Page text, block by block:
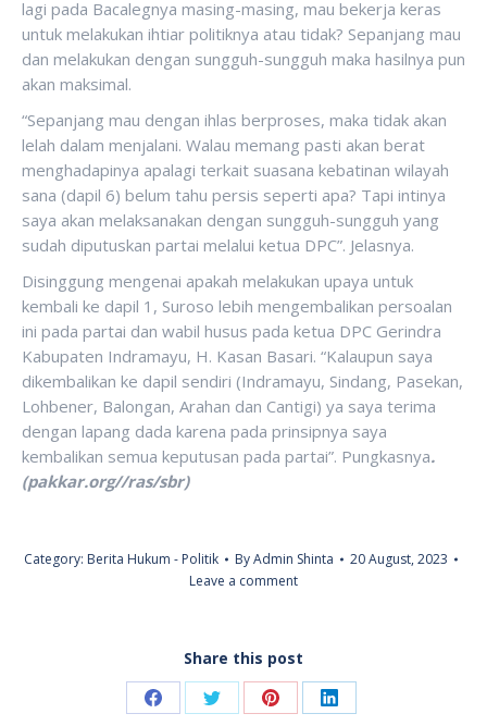
lagi pada Bacalegnya masing-masing, mau bekerja keras
untuk melakukan ihtiar politiknya atau tidak? Sepanjang mau
dan melakukan dengan sungguh-sungguh maka hasilnya pun
akan maksimal.
“Sepanjang mau dengan ihlas berproses, maka tidak akan
lelah dalam menjalani. Walau memang pasti akan berat
menghadapinya apalagi terkait suasana kebatinan wilayah
sana (dapil 6) belum tahu persis seperti apa? Tapi intinya
saya akan melaksanakan dengan sungguh-sungguh yang
sudah diputuskan partai melalui ketua DPC”. Jelasnya.
Disinggung mengenai apakah melakukan upaya untuk
kembali ke dapil 1, Suroso lebih mengembalikan persoalan
ini pada partai dan wabil husus pada ketua DPC Gerindra
Kabupaten Indramayu, H. Kasan Basari. “Kalaupun saya
dikembalikan ke dapil sendiri (Indramayu, Sindang, Pasekan,
Lohbener, Balongan, Arahan dan Cantigi) ya saya terima
dengan lapang dada karena pada prinsipnya saya
kembalikan semua keputusan pada partai”. Pungkasnya.
(pakkar.org//ras/sbr)
Category: Berita Hukum - Politik ByAdmin Shinta
20 August, 2023
Leave a comment
Share this post
Share Share Share Share